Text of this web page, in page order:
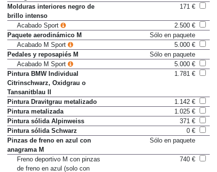
mate granulado
Molduras interiores negro de
brillo intenso
Acabado Sport
2.500 €
Paquete aerodinámico M
Sólo en paquete
Acabado M Sport
5.000 €
Pedales y reposapiés M
Sólo en paquete
Acabado M Sport
5.000 €
Pintura BMW Individual
Citrinschwarz, Oxidgrau o
Tansanitblau II
Pintura Dravitgrau metalizado
1.142 €
Pintura metalizada
1.025 €
Pintura sólida Alpinweiss
371 €
Pintura sólida Schwarz
0 €
Pinzas de freno en azul con
anagrama M
Freno deportivo M con pinzas